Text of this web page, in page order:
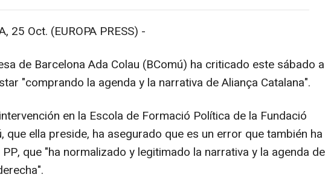
25 Oct. (EUROPA PRESS) -
de Barcelona Ada Colau (BComú) ha criticado este sábado a
"comprando la agenda y la narrativa de Aliança Catalana".
en la Escola de Formació Política de la Fundació
que ella preside, ha asegurado que es un error que también ha
que "ha normalizado y legitimado la narrativa y la agenda de